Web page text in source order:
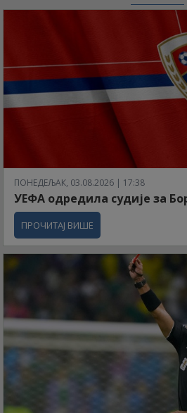
ПОНЕДЕЉАК, 03.08.2026 | 17:38
УЕФА одредила судије за
ПРОЧИТАЈ ВИШЕ